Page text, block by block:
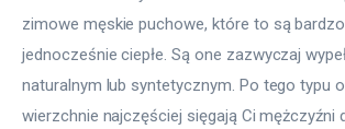
zimowe męskie puchowe, które to są
jednocześnie ciepłe. Są one zazwyczaj
naturalnym lub syntetycznym. Po tego typu
wierzchnie najczęściej sięgają Ci mężczyźni